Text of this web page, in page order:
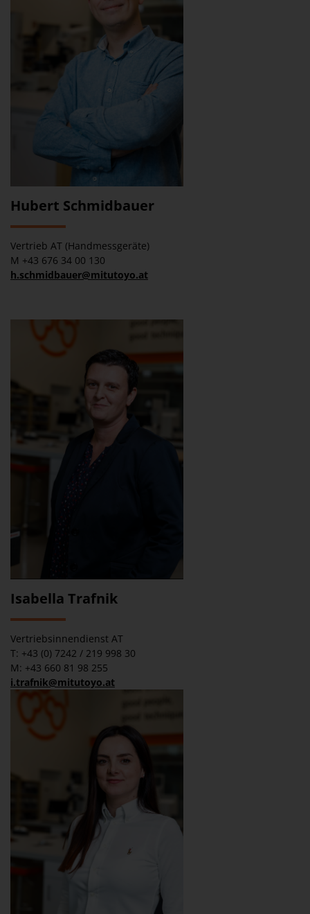
Hubert Schmidbauer
Vertrieb AT (Handmessgeräte)
M +43 676 34 00 130
h.schmidbauer@mitutoyo.at
Isabella Trafnik
Vertriebsinnendienst AT
T: +43 (0) 7242 / 219 998 30
M: +43 660 81 98 255
i.trafnik@mitutoyo.at